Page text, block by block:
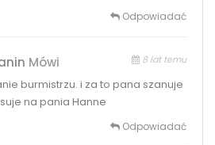
Odpowiadać
Mówi 8 lat temu
burmistrzu. i za to pana szanuje
na pania Hanne
Odpowiadać